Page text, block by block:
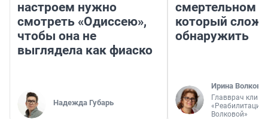
настроем нужно
смотреть «Одиссею»,
чтобы она не
выглядела как фиаско
Надежда Губарь
смертельном
который
обнаружить
Ирина Волкова
Главврач
«Реабилитация
Волковой»